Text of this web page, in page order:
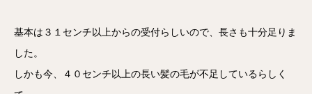
基本は３１センチ以上からの受付らしいので、長さも十分足りま
した。
しかも今、４０センチ以上の長い髪の毛が不足しているらしく